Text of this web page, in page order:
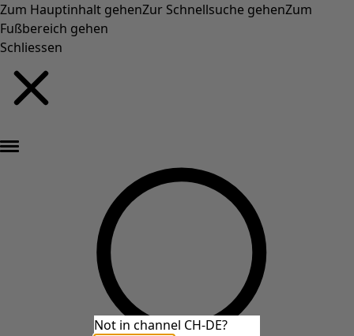
Zum Hauptinhalt gehenZur Schnellsuche gehenZum
Fußbereich gehen
Schliessen
Not in channel CH-DE?